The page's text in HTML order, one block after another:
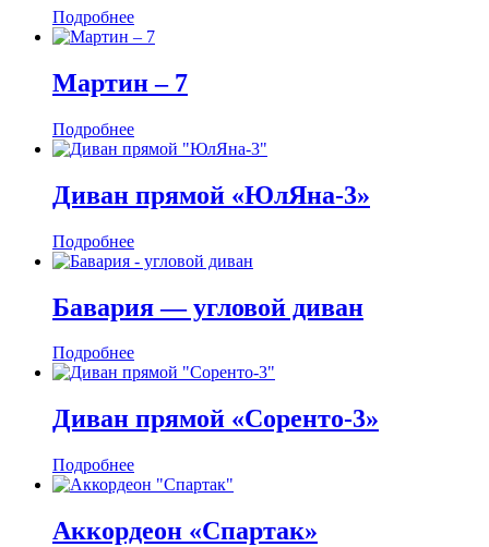
Подробнее
Мартин ‒ 7
Подробнее
Диван прямой «ЮлЯна-3»
Подробнее
Бавария — угловой диван
Подробнее
Диван прямой «Соренто-3»
Подробнее
Аккордеон «Спартак»